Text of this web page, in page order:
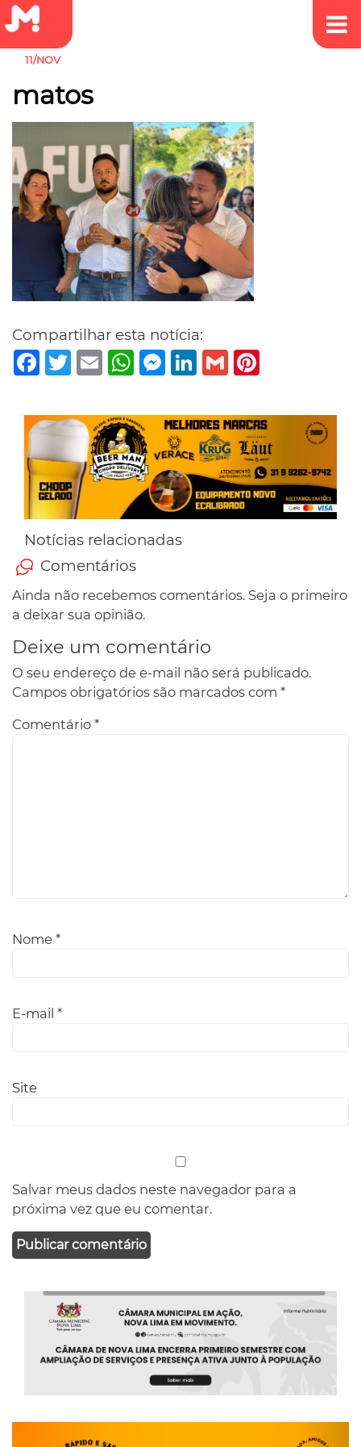
11/NOV
matos
Compartilhar esta notícia:
Facebook
TwitterEmail WhatsAppMessenger
LinkedIn
Gmail
Notícias relacionadas
Comentários
Ainda não recebemos comentários. Seja o primeiro
a deixar sua opinião.
Deixe um comentário
O seu endereço de e-mail não será publicado.
Campos obrigatórios são marcados com *
Comentário *
Nome *
E-mail *
Site
Salvar meus dados neste navegador para a
próxima vez que eu comentar.